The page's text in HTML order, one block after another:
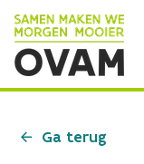
Skip to Main Content
Ga terug